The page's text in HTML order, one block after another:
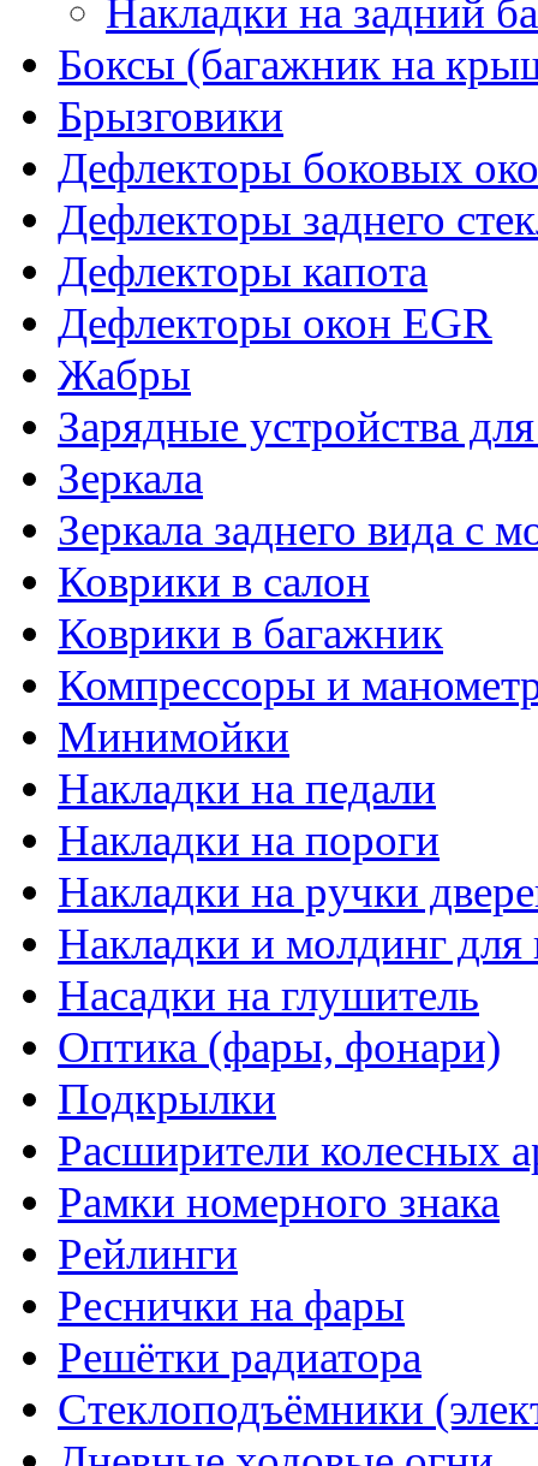
Накладки на задний
Боксы (багажник на
Брызговики
Дефлекторы боковых
Дефлекторы заднего
Дефлекторы капота
Дефлекторы окон EGR
Жабры
Зарядные устройства
Зеркала
Зеркала заднего вида с
Коврики в салон
Коврики в багажник
Компрессоры и
Минимойки
Накладки на педали
Накладки на пороги
Накладки на ручки
Накладки и молдинг для
Насадки на глушитель
Оптика (фары, фонари)
Подкрылки
Расширители колесных
Рамки номерного знака
Рейлинги
Реснички на фары
Решётки радиатора
Стеклоподъёмники